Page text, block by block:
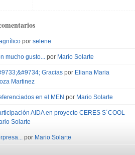
por selene
mucho gusto...por Mario Solarte
Graciaspor Eliana Maria
Martinez
en el MEN por Mario Solarte
AIDA en proyecto CERES S´COOL
Solarte
por Mario Solarte